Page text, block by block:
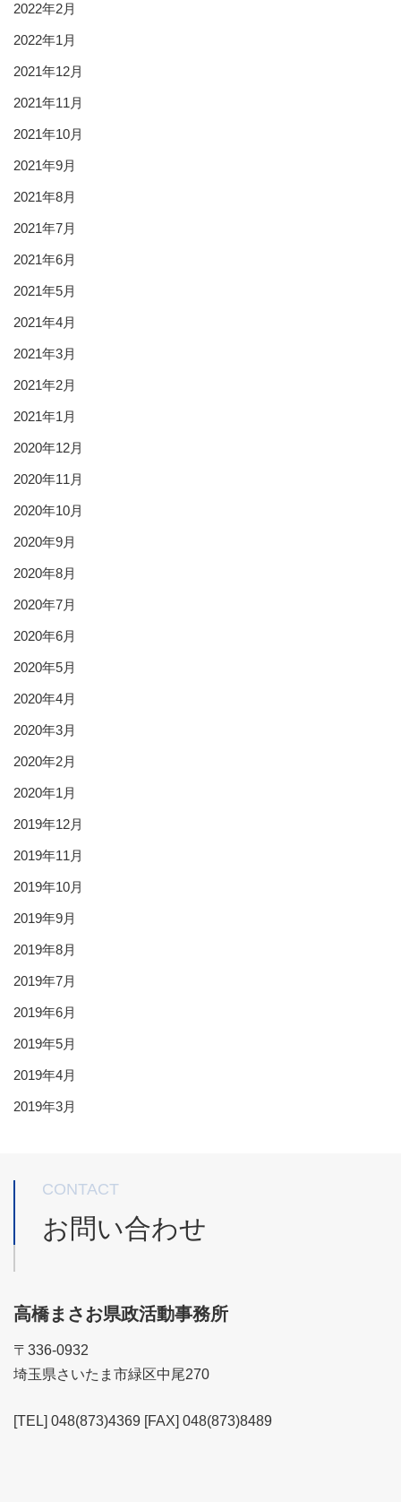
2022年2月
2022年1月
2021年12月
2021年11月
2021年10月
2021年9月
2021年8月
2021年7月
2021年6月
2021年5月
2021年4月
2021年3月
2021年2月
2021年1月
2020年12月
2020年11月
2020年10月
2020年9月
2020年8月
2020年7月
2020年6月
2020年5月
2020年4月
2020年3月
2020年2月
2020年1月
2019年12月
2019年11月
2019年10月
2019年9月
2019年8月
2019年7月
2019年6月
2019年5月
2019年4月
2019年3月
CONTACT
お問い合わせ
高橋まさお県政活動事務所
〒336-0932
埼玉県さいたま市緑区中尾270
[TEL] 048(873)4369 [FAX] 048(873)8489